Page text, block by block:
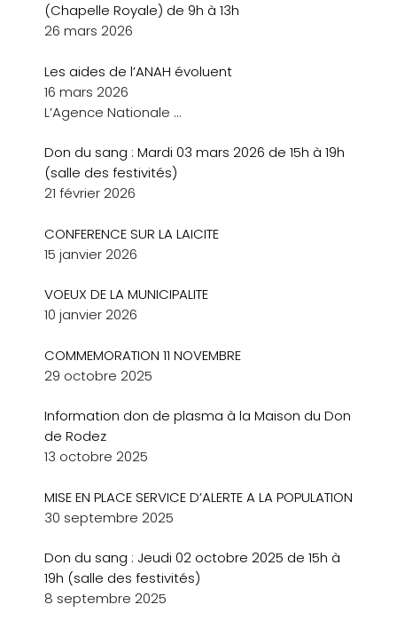
(Chapelle Royale) de 9h à 13h
26 mars 2026
Les aides de l’ANAH évoluent
16 mars 2026
L’Agence Nationale …
Don du sang : Mardi 03 mars 2026 de 15h à 19h
(salle des festivités)
21 février 2026
CONFERENCE SUR LA LAICITE
15 janvier 2026
VOEUX DE LA MUNICIPALITE
10 janvier 2026
COMMEMORATION 11 NOVEMBRE
29 octobre 2025
Information don de plasma à la Maison du Don
de Rodez
13 octobre 2025
MISE EN PLACE SERVICE D’ALERTE A LA POPULATION
30 septembre 2025
Don du sang : Jeudi 02 octobre 2025 de 15h à
19h (salle des festivités)
8 septembre 2025